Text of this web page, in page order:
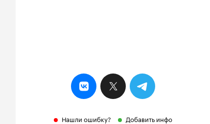
Нашли ошибку? Добавить инфо